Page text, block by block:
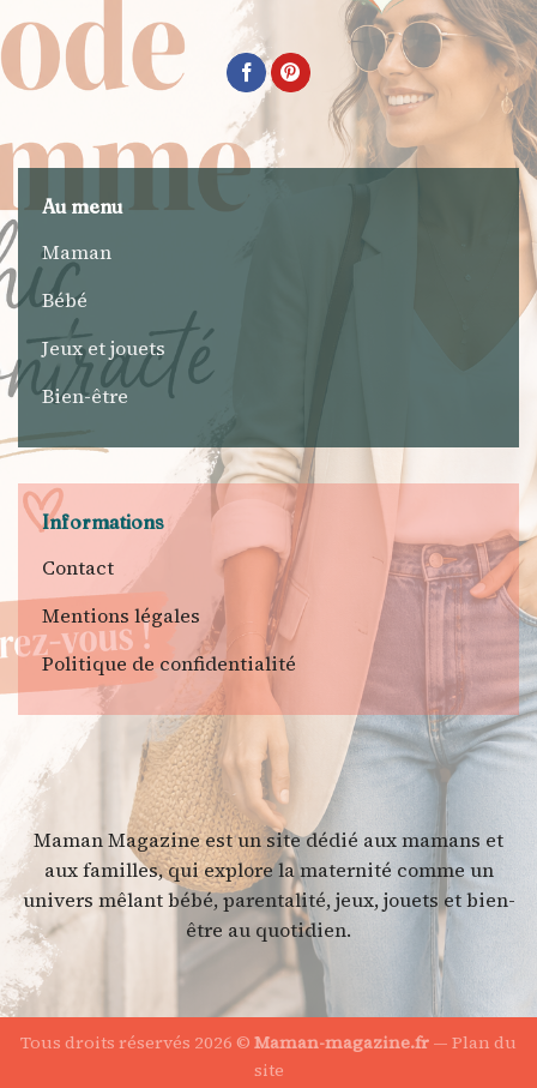
Au menu
Maman
Bébé
Jeux et jouets
Bien-être
Informations
Contact
Mentions légales
Politique de confidentialité
Maman Magazine est un site dédié aux mamans et
aux familles, qui explore la maternité comme un
univers mêlant bébé, parentalité, jeux, jouets et bien-
être au quotidien.
Tous droits réservés 2026 © Maman-magazine.fr — Plan du
site